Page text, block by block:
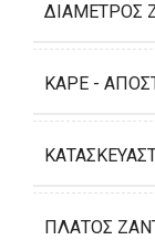
ΔΙΆΜΕΤΡΟΣ
ΚΑΡΈ -
ΠΛΆΤΟΣ